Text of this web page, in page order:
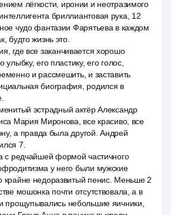
лёгкости, иронии и неотразимого
бриллиантовая рука, 12
чудо фантазии Фарятьева в каждом
будто жизнь это.
где все заканчивается хорошо
улыбку, его пластику, его голос,
и рассмешить, и заставить
биография, родился в
эстрадный актёр Александр
Мария Миронова, все красиво, все
а правда была другой. Андрей
7.
с редчайшей формой частичного
у него были мужские
крайне недоразвитый пенис. Меньше 2
мошонка почти отсутствовала, а в
прощупывались небольшие яичники,